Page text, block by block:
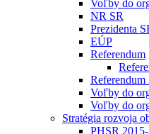
Voľby do
NR SR
Prezidenta
EÚP
Referendum
Referendum
Voľby do
Voľby do
Stratégia rozvoja
PHSR